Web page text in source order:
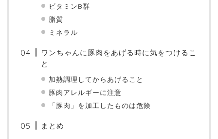
ビタミンB群
脂質
ミネラル
ワンちゃんに豚肉をあげる時に気をつけるこ
と
加熱調理してからあげること
豚肉アレルギーに注意
「豚肉」を加工したものは危険
まとめ